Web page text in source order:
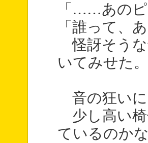
「……あの
「誰って、
怪訝そうな
いてみせた。
音の狂いに
少し高い椅
ているのか